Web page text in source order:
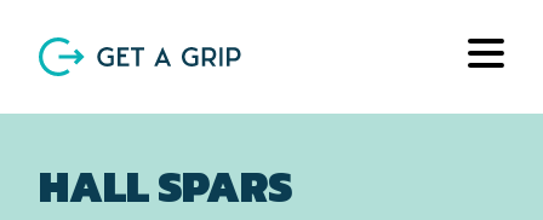
HALL SPARS